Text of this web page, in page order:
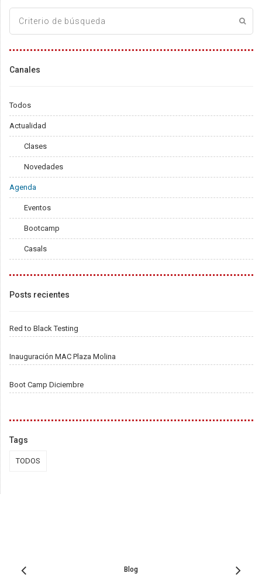
Canales
Todos
Actualidad
Clases
Novedades
Agenda
Eventos
Bootcamp
Casals
Posts recientes
Red to Black Testing
Inauguración MAC Plaza Molina
Boot Camp Diciembre
Tags
TODOS
Blog